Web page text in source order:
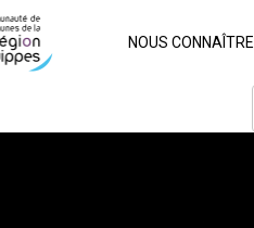
NOUS CONNAÎTRE